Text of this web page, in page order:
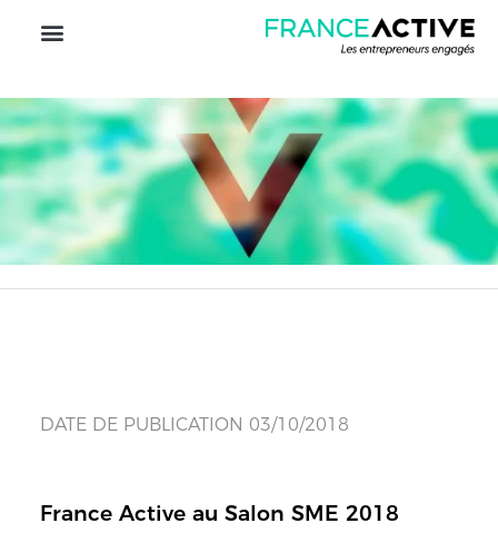
DATE DE PUBLICATION 03/10/2018
France Active au Salon SME 2018